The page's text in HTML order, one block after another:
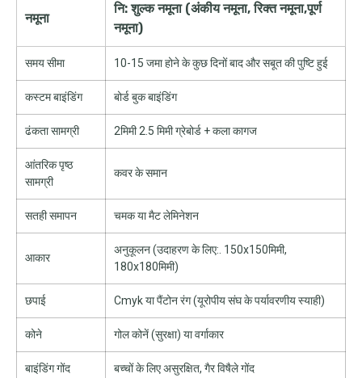
नमूना
नि: शुल्क नमूना (अंकीय नमूना, रिक्त नमूना,पूर्ण
नमूना)
समय सीमा 10-15 जमा होने के कुछ दिनों बाद और सबूत की पुष्टि हुई
कस्टम बाइंडिंग बोर्ड बुक बाइंडिंग
ढंकता सामग्री 2मिमी 2.5 मिमी ग्रेबोर्ड + कला कागज
आंतरिक पृष्ठ
सामग्री
कवर के समान
सतही समापन चमक या मैट लेमिनेशन
आकार
अनुकूलन (उदाहरण के लिए:. 150x150मिमी,
180x180मिमी)
छपाई Cmyk या पैंटोन रंग (यूरोपीय संघ के पर्यावरणीय स्याही)
कोने गोल कोनें (सुरक्षा) या वर्गाकार
बाइंडिंग गोंद बच्चों के लिए असुरक्षित, गैर विषैले गोंद